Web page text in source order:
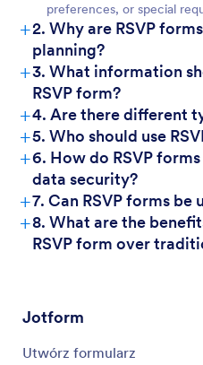
preferences, or special
+2. Why are RSVP
planning?
+3. What information
RSVP form?
+4. Are there different
+5. Who should use
+6. How do RSVP
data security?
+7. Can RSVP forms
+8. What are the
RSVP form over
Jotform
Utwórz formularz